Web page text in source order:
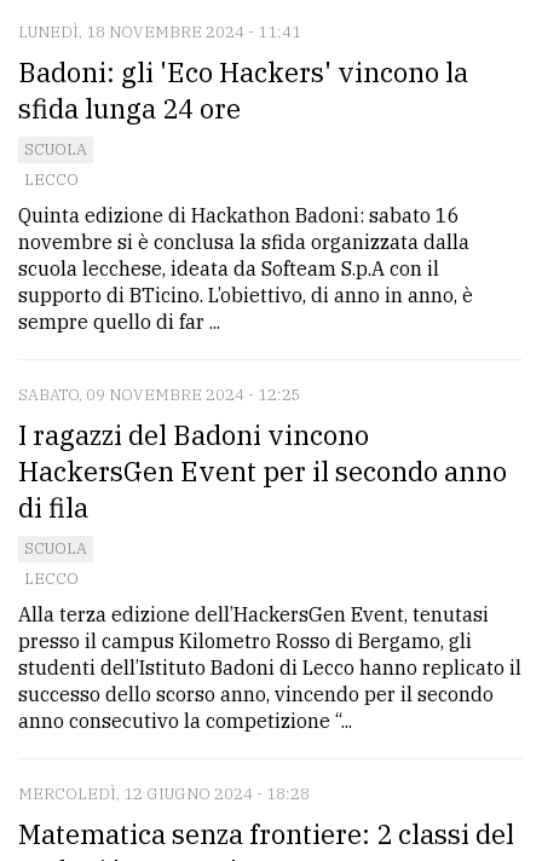
LUNEDÌ, 18 NOVEMBRE 2024 - 11:41
Badoni: gli 'Eco Hackers' vincono la
sfida lunga 24 ore
SCUOLA
LECCO
Quinta edizione di Hackathon Badoni: sabato 16
novembre si è conclusa la sfida organizzata dalla
scuola lecchese, ideata da Softeam S.p.A con il
supporto di BTicino. L’obiettivo, di anno in anno, è
sempre quello di far ...
SABATO, 09 NOVEMBRE 2024 - 12:25
I ragazzi del Badoni vincono
HackersGen Event per il secondo anno
di fila
SCUOLA
LECCO
Alla terza edizione dell’HackersGen Event, tenutasi
presso il campus Kilometro Rosso di Bergamo, gli
studenti dell’Istituto Badoni di Lecco hanno replicato il
successo dello scorso anno, vincendo per il secondo
anno consecutivo la competizione “...
MERCOLEDÌ, 12 GIUGNO 2024 - 18:28
Matematica senza frontiere: 2 classi del